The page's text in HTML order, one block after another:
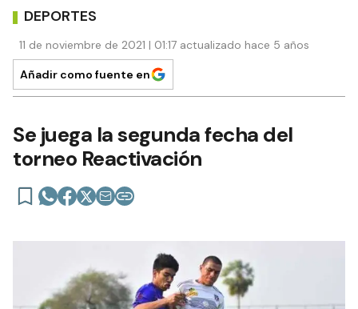
DEPORTES
11 de noviembre de 2021 | 01:17 actualizado hace 5 años
Añadir como fuente en
Se juega la segunda fecha del
torneo Reactivación